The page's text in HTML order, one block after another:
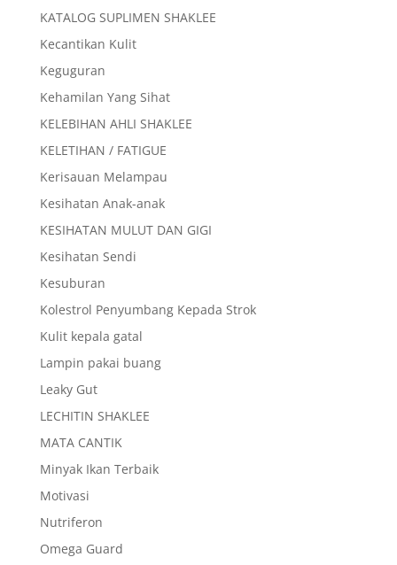
KATALOG SUPLIMEN SHAKLEE
Kecantikan Kulit
Keguguran
Kehamilan Yang Sihat
KELEBIHAN AHLI SHAKLEE
KELETIHAN / FATIGUE
Kerisauan Melampau
Kesihatan Anak-anak
KESIHATAN MULUT DAN GIGI
Kesihatan Sendi
Kesuburan
Kolestrol Penyumbang Kepada Strok
Kulit kepala gatal
Lampin pakai buang
Leaky Gut
LECHITIN SHAKLEE
MATA CANTIK
Minyak Ikan Terbaik
Motivasi
Nutriferon
Omega Guard